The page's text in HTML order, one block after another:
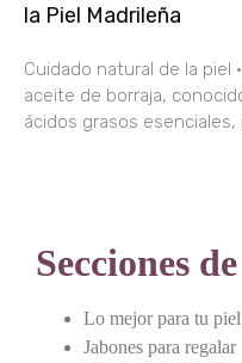
la Piel Madrileña
Cuidado natural de la piel
aceite de borraja,
ácidos grasos esenciales,
Secciones
Lo mejor para tu piel
Jabones para regalar